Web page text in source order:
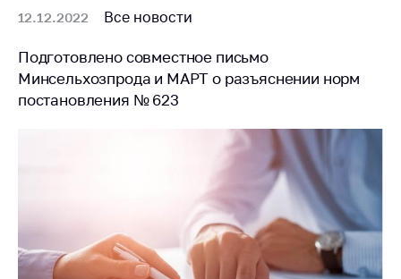
12.12.2022 Все новости
Подготовлено совместное письмо
Минсельхозпрода и МАРТ о разъяснении норм
постановления № 623